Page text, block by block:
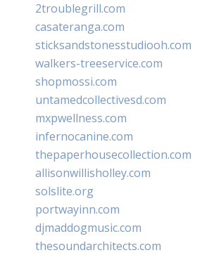
2troublegrill.com
casateranga.com
sticksandstonesstudiooh.com
walkers-treeservice.com
shopmossi.com
untamedcollectivesd.com
mxpwellness.com
infernocanine.com
thepaperhousecollection.com
allisonwillisholley.com
solslite.org
portwayinn.com
djmaddogmusic.com
thesoundarchitects.com